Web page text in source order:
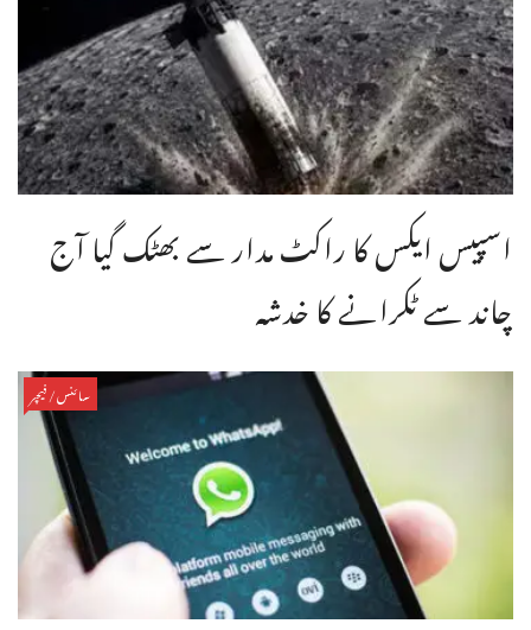
اسپیس ایکس کا راکٹ مدار سے بھٹک گیا آج
چاند سے ٹکرانے کا خدشہ
سائنس/فیچر